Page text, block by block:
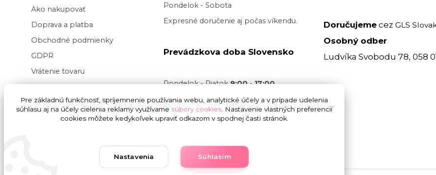
Ako nakupovať
Doprava a platba
Obchodné podmienky
GDPR
Vrátenie tovaru
Veľkoobchod kvetov
Blog
Svadba na kľúč
Pondelok - Sobota
Expresné doručenie aj počas víkendu.
Prevádzkova doba Slovensko
Pondelok - Piatok9:00 - 17:00
Doručenie v pracovný deň je realizované
v čase9:00 do 17:00bez garancie
nedoručujeme.
Doručujeme cezGLS
Osobný odber
Ludvíka Svobodu 78, 058
Pre základnú funkčnosť, spríjemnenie používania webu, analytické účely a v prípade udelenia
súhlasu aj na účely cielenia reklamy využívame súbory cookies . Nastavenie vlastných preferencií
cookies môžete kedykoľvek upraviť odkazom v spodnej časti stránok.
Nastavenia Súhlasím